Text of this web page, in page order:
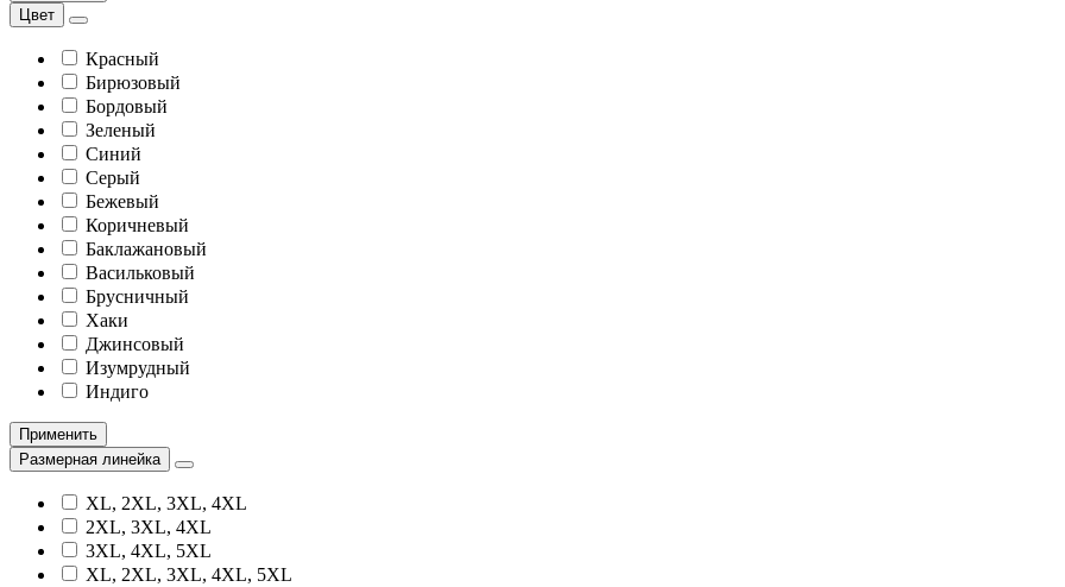
Цвет
Красный
Бирюзовый
Бордовый
Зеленый
Синий
Серый
Бежевый
Коричневый
Баклажановый
Васильковый
Брусничный
Хаки
Джинсовый
Изумрудный
Индиго
Применить
Размерная линейка
XL, 2XL, 3XL, 4XL
2XL, 3XL, 4XL
3XL, 4XL, 5XL
XL, 2XL, 3XL, 4XL, 5XL